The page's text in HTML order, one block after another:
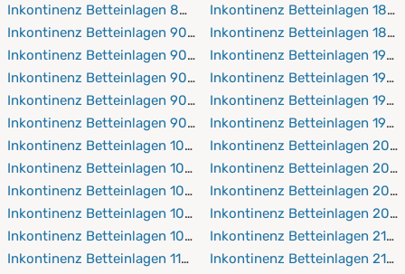
Inkontinenz Betteinlagen 80x220 cm
Inkontinenz Betteinlagen 90x150 cm
Inkontinenz Betteinlagen 90x190 cm
Inkontinenz Betteinlagen 90x200 cm
Inkontinenz Betteinlagen 90x210 cm
Inkontinenz Betteinlagen 90x220 cm
Inkontinenz Betteinlagen 100x150 cm
Inkontinenz Betteinlagen 100x190 cm
Inkontinenz Betteinlagen 100x200 cm
Inkontinenz Betteinlagen 100x210 cm
Inkontinenz Betteinlagen 100x220 cm
Inkontinenz Betteinlagen 110x190 cm
Inkontinenz Betteinlagen
Inkontinenz Betteinlagen
Inkontinenz Betteinlagen
Inkontinenz Betteinlagen
Inkontinenz Betteinlagen
Inkontinenz Betteinlagen
Inkontinenz Betteinlagen
Inkontinenz Betteinlagen
Inkontinenz Betteinlagen
Inkontinenz Betteinlagen
Inkontinenz Betteinlagen
Inkontinenz Betteinlagen